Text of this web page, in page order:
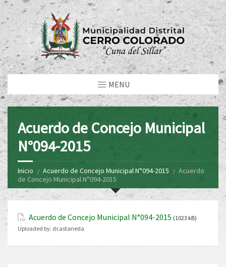
MENU
Acuerdo de Concejo Municipal
N°094-2015
Inicio Acuerdo de Concejo Municipal N°094-2015
Acuerdo
de Concejo Municipal N°094-2015
Acuerdo de Concejo Municipal N°094-2015 (1023 kB)
Uploaded by: dcastaneda